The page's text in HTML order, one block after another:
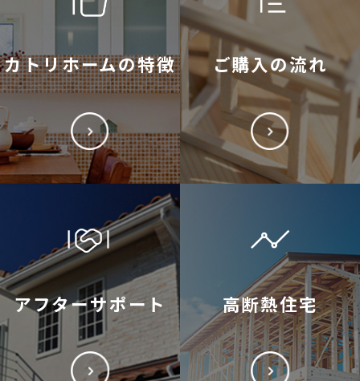
カトリホームの特徴 ご購入の流れ
アフターサポート 高断熱住宅